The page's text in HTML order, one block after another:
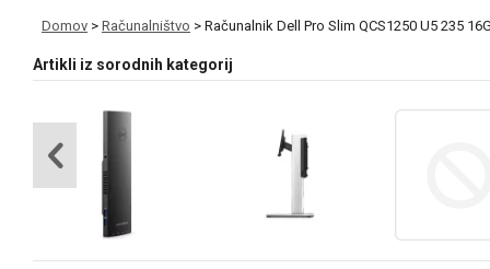
Domov > Računalništvo > Računalnik Dell Pro Slim QCS1250 U5 235
Artikli iz sorodnih kategorij